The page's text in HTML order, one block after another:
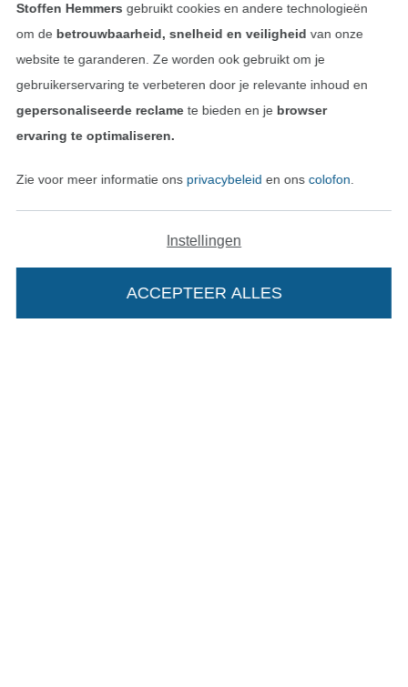
Wissel naar de Duitse shop
Stoffen Hemmers gebruikt cookies en andere technologieën
om de betrouwbaarheid, snelheid en veiligheid van onze
website te garanderen. Ze worden ook gebruikt om je
gebruikerservaring te verbeteren door je relevante inhoud en
gepersonaliseerde reclamete bieden en je browser
ervaring te optimaliseren.
Zie voor meer informatie ons privacybeleid en ons colofon
Instellingen
ACCEPTEER ALLES